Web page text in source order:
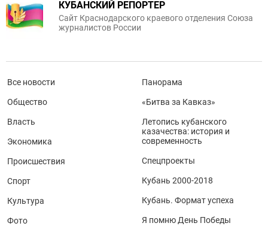
КУБАНСКИЙ РЕПОРТЕР
Сайт Краснодарского краевого отделения Союза
журналистов России
Все новости
Общество
Власть
Экономика
Происшествия
Спорт
Культура
Фото
Панорама
«Битва за Кавказ»
Летопись кубанского
казачества: история и
современность
Спецпроекты
Кубань 2000-2018
Кубань. Формат успеха
Я помню День Победы